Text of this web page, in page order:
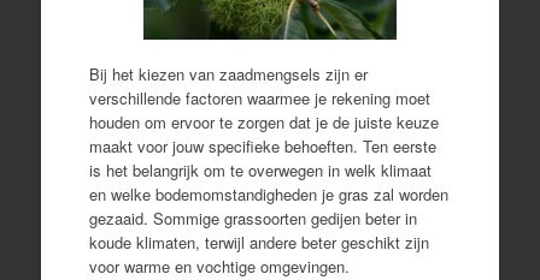
Bij het kiezen van zaadmengsels zijn er
verschillende factoren waarmee je rekening moet
houden om ervoor te zorgen dat je de juiste keuze
maakt voor jouw specifieke behoeften. Ten eerste
is het belangrijk om te overwegen in welk klimaat
en welke bodemomstandigheden je gras zal worden
gezaaid. Sommige grassoorten gedijen beter in
koude klimaten, terwijl andere beter geschikt zijn
voor warme en vochtige omgevingen.